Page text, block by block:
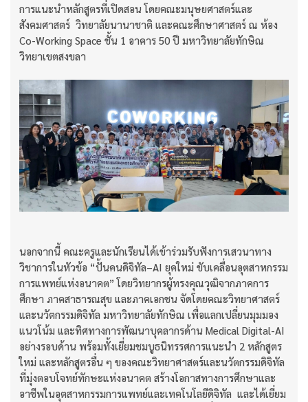
การแนะนำหลักสูตรที่เปิดสอน โดยคณะมนุษยศาสตร์และ
สังคมศาสตร์ วิทยาลัยนานาชาติ และคณะศึกษาศาสตร์ ณ ห้อง
Co-Working Space ชั้น 1 อาคาร 50 ปี มหาวิทยาลัยทักษิณ
วิทยาเขตสงขลา
นอกจากนี้ คณะครูและนักเรียนได้เข้าร่วมรับฟังการเสวนาทาง
วิชาการในหัวข้อ “ปั้นคนดิจิทัล–AI ยุคใหม่ ขับเคลื่อนอุตสาหกรรม
การแพทย์แห่งอนาคต” โดยวิทยากรผู้ทรงคุณวุฒิจากภาคการ
ศึกษา ภาคสาธารณสุข และภาคเอกชน จัดโดยคณะวิทยาศาสตร์
และนวัตกรรมดิจิทัล มหาวิทยาลัยทักษิณ เพื่อแลกเปลี่ยนมุมมอง
แนวโน้ม และทิศทางการพัฒนาบุคลากรด้าน Medical Digital-AI
อย่างรอบด้าน พร้อมทั้งเยี่ยมชมบูธนิทรรศการแนะนำ 2 หลักสูตร
ใหม่ และหลักสูตรอื่น ๆ ของคณะวิทยาศาสตร์และนวัตกรรมดิจิทัล
ที่มุ่งตอบโจทย์ทักษะแห่งอนาคต สร้างโอกาสทางการศึกษาและ
อาชีพในอุตสาหกรรมการแพทย์และเทคโนโลยีดิจิทัล และได้เยี่ยม